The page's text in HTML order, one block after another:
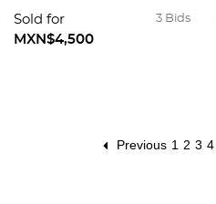
de ocho (vistas
blancas). Peso: 3.7 g.
3 Bids
Sold for
MXN$4,500
Previous 1 2 3 4